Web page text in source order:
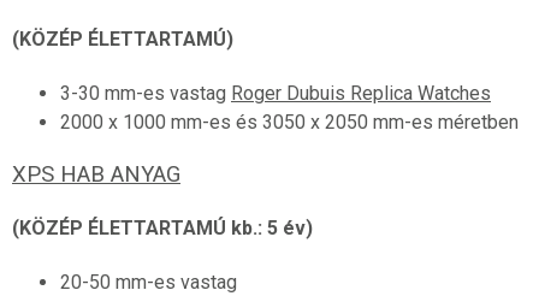
(KÖZÉP ÉLETTARTAMÚ)
3-30 mm-es vastag Roger Dubuis Replica Watches
2000 x 1000 mm-es és 3050 x 2050 mm-es méretben
XPS HAB ANYAG
(KÖZÉP ÉLETTARTAMÚ kb.: 5 év)
20-50 mm-es vastag